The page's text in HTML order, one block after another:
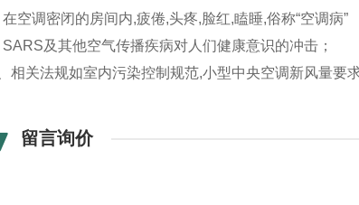
空调密闭的房间内,疲倦,头疼,脸红,瞌睡,俗称“空调病”
及其他空气传播疾病对人们健康意识的冲击；
相关法规如室内污染控制规范,小型中央空调新风量要
留言询价